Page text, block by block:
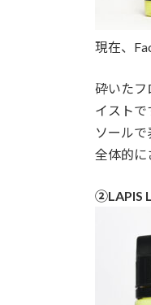
現在、
砕いたフ
イスト
ソールで
全体的に
➁LAPIS